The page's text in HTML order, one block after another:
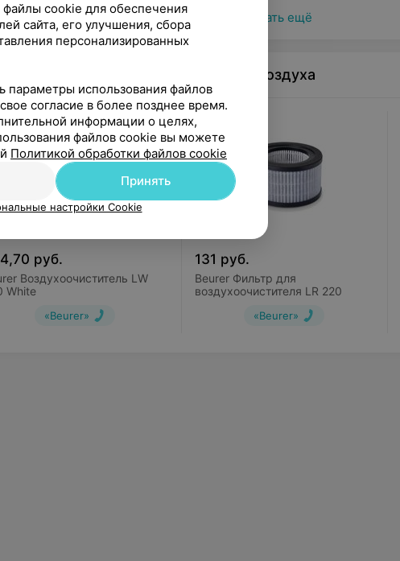
Показать ещё
товары рубрики Очистители воздуха
руб.
Воздухоочиститель LW
White
«Beurer»
131 руб.
Beurer Фильтр для
воздухоочистителя LR 220
«Beurer»
файлы cookie для обеспечения
сайта, его улучшения, сбора
персонализированных
параметры использования файлов
согласие в более позднее время.
информации о целях,
файлов cookie вы можете
Политикой обработки файлов cookie
Принять
настройки Cookie